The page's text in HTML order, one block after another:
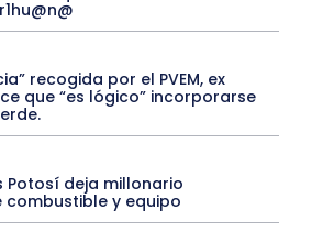
recogida por el PVEM, ex
que “es lógico” incorporarse
Potosí deja millonario
y equipo